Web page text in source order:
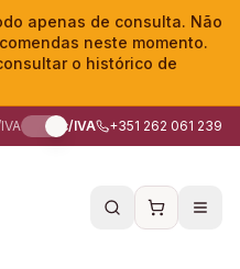
apenas de consulta. Não
neste momento.
o histórico de
c/IVA +351 262 061 239